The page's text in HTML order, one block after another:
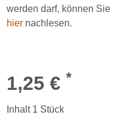
werden darf, können Sie
hier nachlesen.
1,25 € *
Inhalt 1 Stück